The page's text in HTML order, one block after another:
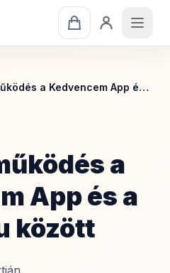
Új együttműködés a Kedvencem App és a Petpals.hu között
a
App és a
között